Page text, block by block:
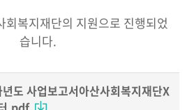
복지재단의 지원으로 진행되었
습니다.
도 사업보고서아산사회복지재단X